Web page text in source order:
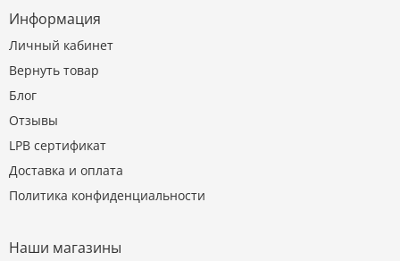
Информация
Личный кабинет
Вернуть товар
Блог
Отзывы
LPB сертификат
Доставка и оплата
Политика конфиденциальности
Наши магазины